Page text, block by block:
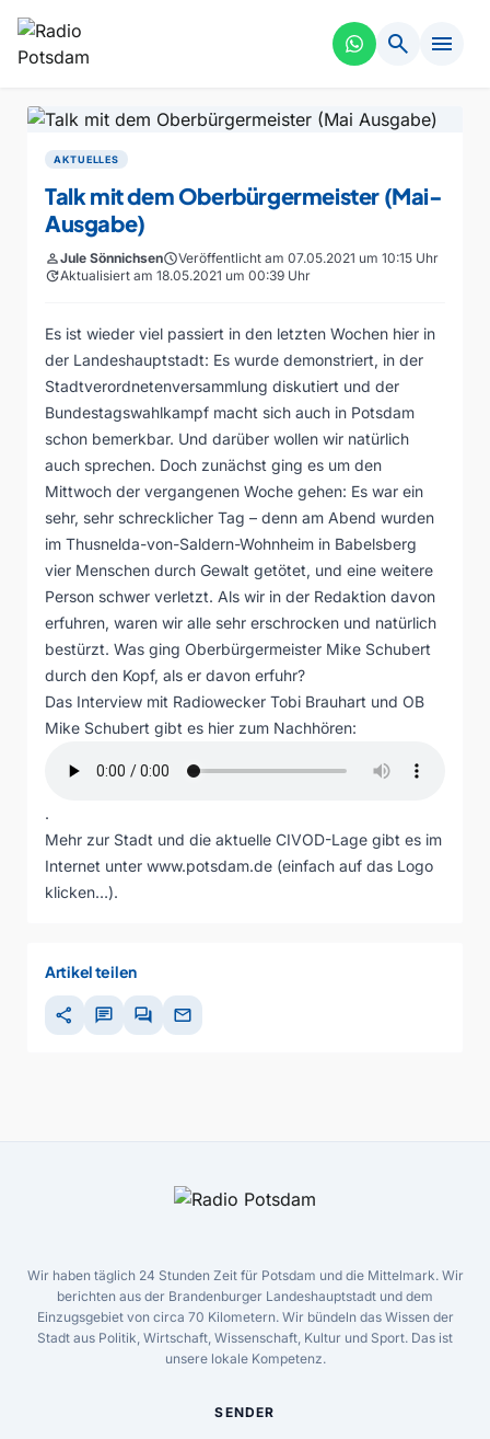
search menu
AKTUELLES
Talk mit dem Oberbürgermeister (Mai-
Ausgabe)
personJule SönnichsenscheduleVeröffentlicht am 07.05.2021 um 10:15 Uhr
updateAktualisiert am 18.05.2021 um 00:39 Uhr
Es ist wieder viel passiert in den letzten Wochen hier in
der Landeshauptstadt: Es wurde demonstriert, in der
Stadtverordnetenversammlung diskutiert und der
Bundestagswahlkampf macht sich auch in Potsdam
schon bemerkbar. Und darüber wollen wir natürlich
auch sprechen. Doch zunächst ging es um den
Mittwoch der vergangenen Woche gehen: Es war ein
sehr, sehr schrecklicher Tag – denn am Abend wurden
im Thusnelda-von-Saldern-Wohnheim in Babelsberg
vier Menschen durch Gewalt getötet, und eine weitere
Person schwer verletzt. Als wir in der Redaktion davon
erfuhren, waren wir alle sehr erschrocken und natürlich
bestürzt. Was ging Oberbürgermeister Mike Schubert
durch den Kopf, als er davon erfuhr?
Das Interview mit Radiowecker Tobi Brauhart und OB
Mike Schubert gibt es hier zum Nachhören:
.
Mehr zur Stadt und die aktuelle CIVOD-Lage gibt es im
Internet unter www.potsdam.de (einfach auf das Logo
klicken…).
Artikel teilen
share chat forum mail
Wir haben täglich 24 Stunden Zeit für Potsdam und die Mittelmark. Wir
berichten aus der Brandenburger Landeshauptstadt und dem
Einzugsgebiet von circa 70 Kilometern. Wir bündeln das Wissen der
Stadt aus Politik, Wirtschaft, Wissenschaft, Kultur und Sport. Das ist
unsere lokale Kompetenz.
SENDER